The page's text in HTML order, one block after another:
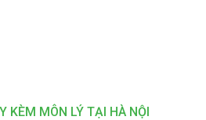
KÈM MÔN LÝ TẠI HÀ NỘI